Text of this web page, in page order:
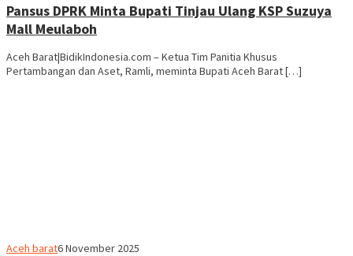
Pansus DPRK Minta Bupati Tinjau Ulang KSP Suzuya
Mall Meulaboh
Aceh Barat|BidikIndonesia.com – Ketua Tim Panitia Khusus
Pertambangan dan Aset, Ramli, meminta Bupati Aceh Barat […]
Aceh barat6 November 2025